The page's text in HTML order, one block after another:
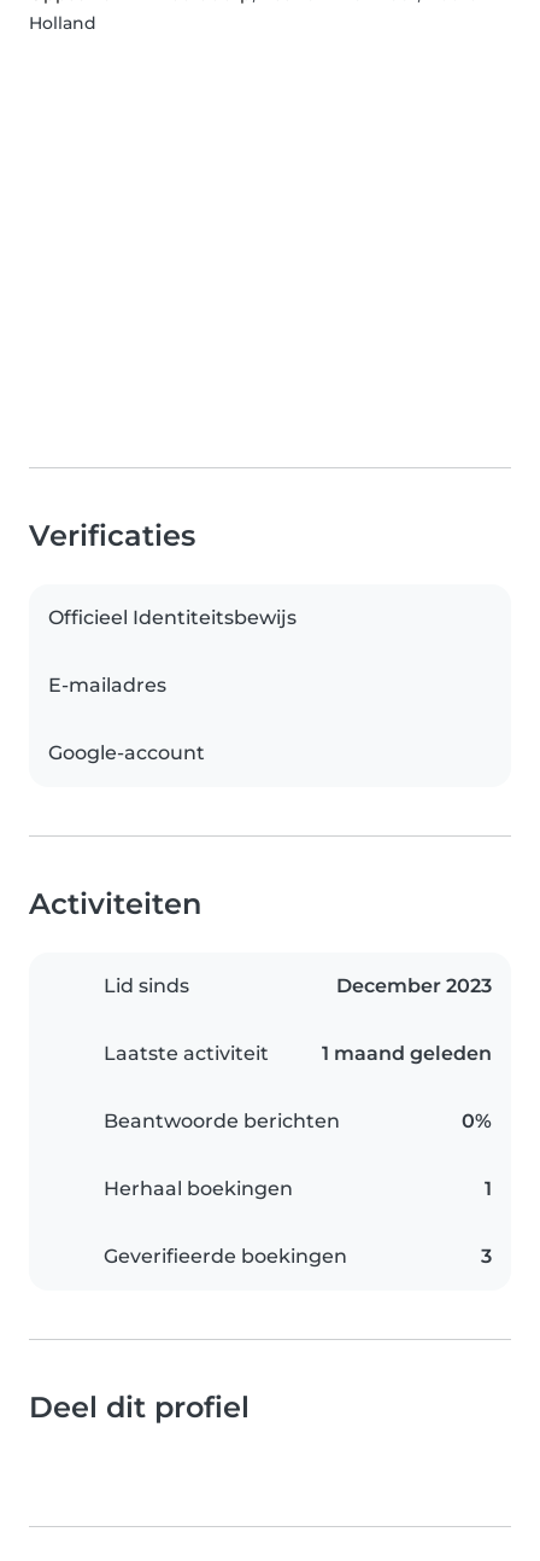
Holland
Verificaties
Officieel Identiteitsbewijs
E-mailadres
Google-account
Activiteiten
Lid sinds December 2023
Laatste activiteit 1 maand geleden
Beantwoorde berichten 0%
Herhaal boekingen 1
Geverifieerde boekingen 3
Deel dit profiel